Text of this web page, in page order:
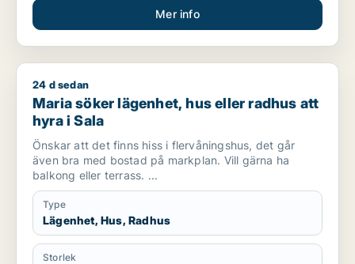
Mer info
Maria söker lägenhet, hus eller radhus att hyra i Sala
24 d sedan
Maria söker lägenhet, hus eller radhus att
hyra i Sala
Önskar att det finns hiss i flervåningshus, det går
även bra med bostad på markplan. Vill gärna ha
balkong eller terrass. ...
Type
Lägenhet, Hus, Radhus
Storlek